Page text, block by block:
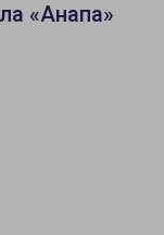
«Анапа»